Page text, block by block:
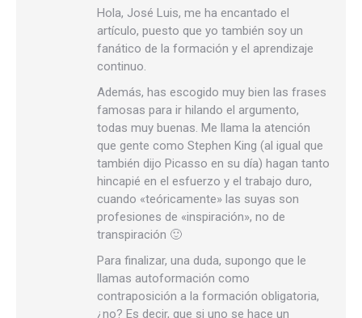
Hola, José Luis, me ha encantado el
artículo, puesto que yo también soy un
fanático de la formación y el aprendizaje
continuo.
Además, has escogido muy bien las frases
famosas para ir hilando el argumento,
todas muy buenas. Me llama la atención
que gente como Stephen King (al igual que
también dijo Picasso en su día) hagan tanto
hincapié en el esfuerzo y el trabajo duro,
cuando «teóricamente» las suyas son
profesiones de «inspiración», no de
transpiración 🙂
Para finalizar, una duda, supongo que le
llamas autoformación como
contraposición a la formación obligatoria,
¿no? Es decir, que si uno se hace un